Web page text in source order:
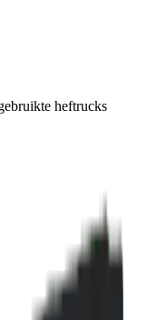
heftrucks